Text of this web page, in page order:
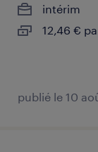
intérim
12,46 €
publié le 10